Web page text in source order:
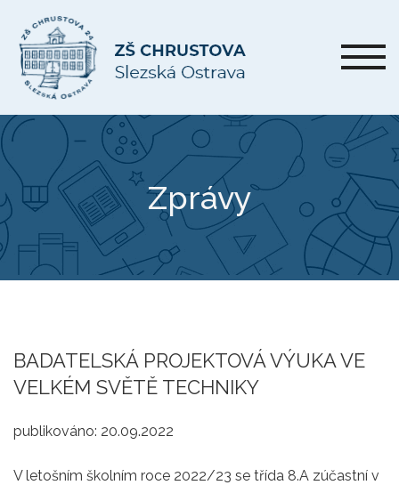
Zprávy
BADATELSKÁ PROJEKTOVÁ VÝUKA VE
VELKÉM SVĚTĚ TECHNIKY
publikováno: 20.09.2022
V letošním školním roce 2022/23 se třída 8.A zúčastní v